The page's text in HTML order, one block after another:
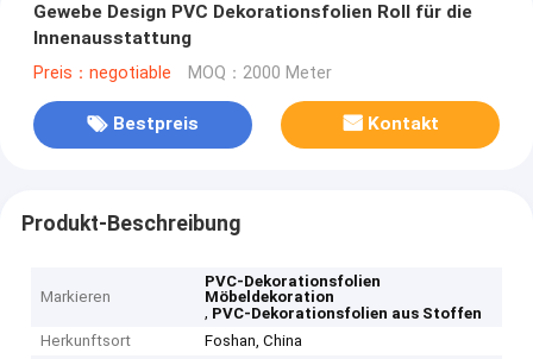
Gewebe Design PVC Dekorationsfolien Roll für die
Innenausstattung
Preis：negotiable MOQ：2000 Meter
Bestpreis Kontakt
Produkt-Beschreibung
Markieren
PVC-Dekorationsfolien
Möbeldekoration
, PVC-Dekorationsfolien aus Stoffen
Herkunftsort
Foshan, China